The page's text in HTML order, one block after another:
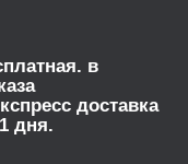
в
доставка
дня.